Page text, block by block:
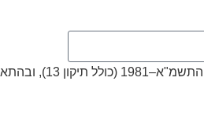
ובהתאם ל